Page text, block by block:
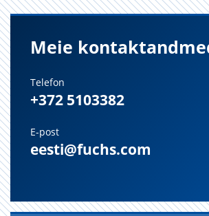
Meie
Telefon
+372 5103382
E-post
eesti@fuchs.com